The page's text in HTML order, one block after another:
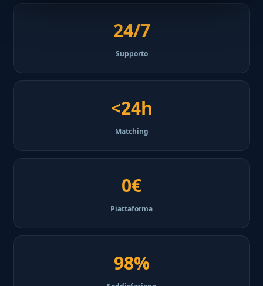
24/7
Supporto
<24h
Matching
0€
Piattaforma
98%